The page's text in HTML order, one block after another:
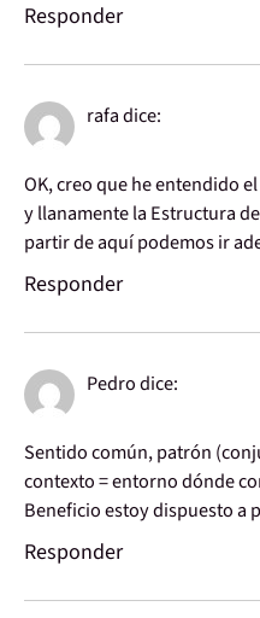
Responder
rafadice:
OK, creo que he entendido
y llanamente la Estructura
partir de aquí podemos ir
Responder
Pedrodice:
Sentido común, patrón
contexto = entorno dónde
Beneficio estoy dispuesto a
Responder